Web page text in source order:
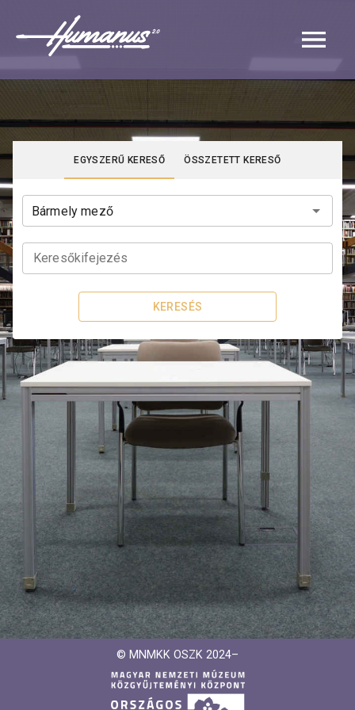
EGYSZERŰ KERESŐ ÖSSZETETT KERESŐ
Keresőkifejezés
KERESÉS
© MNMKK OSZK 2024–